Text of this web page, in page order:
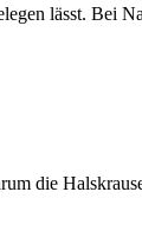
lässt. Bei
die